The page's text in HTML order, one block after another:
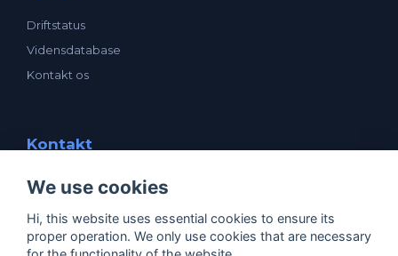
Driftstatus
Vidensdatabase
Kontakt os
Kontakt
enavn ApS
Mogensensvej 1
CVR: 25531205
support@enavn.dk
We use cookies
Hi, this website uses essential cookies to ensure its
proper operation. We only use cookies that are necessary